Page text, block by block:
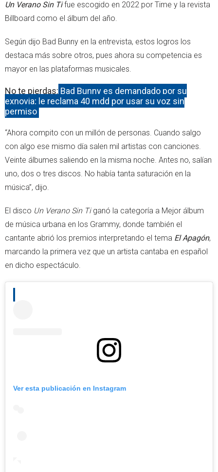
Un Verano Sin Tifue escogido en 2022 por Time y la revista
Billboard como el álbum del año.
Según dijo Bad Bunny en la entrevista, estos logros los
destaca más sobre otros, pues ahora su competencia es
mayor en las plataformas musicales.
No te pierdas: Bad Bunny es demandado por su
exnovia; le reclama 40 mdd por usar su voz sin
permiso
“Ahora compito con un millón de personas. Cuando salgo
con algo ese mismo día salen mil artistas con canciones.
Veinte álbumes saliendo en la misma noche. Antes no, salían
uno, dos o tres discos. No había tanta saturación en la
música”, dijo.
El disco Un Verano Sin Tiganó la categoría a Mejor álbum
de música urbana en los Grammy, donde también el
cantante abrió los premios interpretando el tema El Apagón,
marcando la primera vez que un artista cantaba en español
en dicho espectáculo.
Ver esta publicación en Instagram